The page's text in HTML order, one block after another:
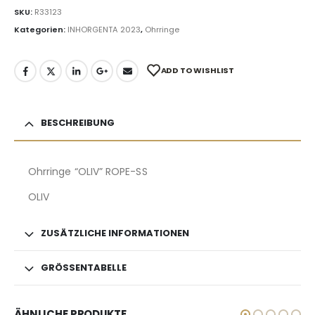
SKU: R33123
Kategorien: INHORGENTA 2023, Ohrringe
ADD TO WISHLIST
BESCHREIBUNG
Ohrringe “OLIV” ROPE-SS
OLIV
ZUSÄTZLICHE INFORMATIONEN
GRÖSSENTABELLE